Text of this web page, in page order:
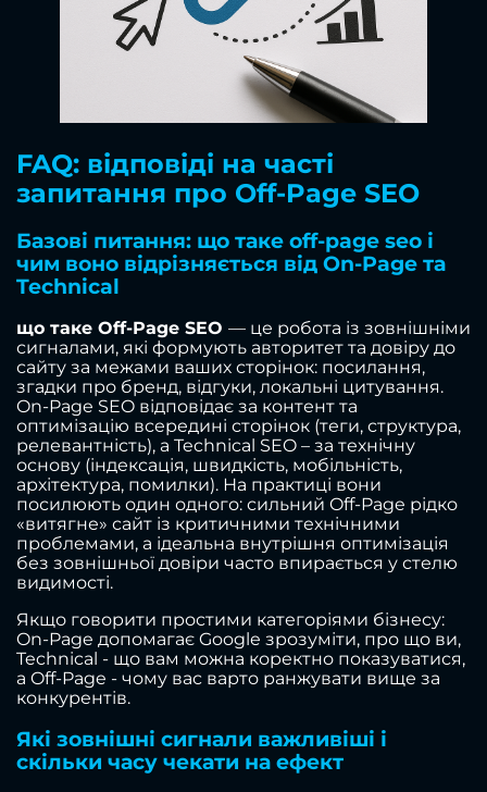
FAQ: відповіді на часті
запитання про Off-Page SEO
Базові питання: що таке off-page seo і
чим воно відрізняється від On-Page та
Technical
що таке Off-Page SEO — це робота із зовнішніми
сигналами, які формують авторитет та довіру до
сайту за межами ваших сторінок: посилання,
згадки про бренд, відгуки, локальні цитування.
On-Page SEO відповідає за контент та
оптимізацію всередині сторінок (теги, структура,
релевантність), а Technical SEO – за технічну
основу (індексація, швидкість, мобільність,
архітектура, помилки). На практиці вони
посилюють один одного: сильний Off-Page рідко
«витягне» сайт із критичними технічними
проблемами, а ідеальна внутрішня оптимізація
без зовнішньої довіри часто впирається у стелю
видимості.
Якщо говорити простими категоріями бізнесу:
On-Page допомагає Google зрозуміти, про що ви,
Technical - що вам можна коректно показуватися,
а Off-Page - чому вас варто ранжувати вище за
конкурентів.
Які зовнішні сигнали важливіші і
скільки часу чекати на ефект